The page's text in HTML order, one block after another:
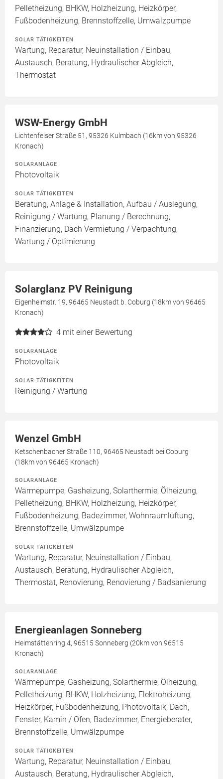
Pelletheizung, BHKW, Holzheizung, Heizkörper,
Fußbodenheizung, Brennstoffzelle, Umwälzpumpe
SOLAR TÄTIGKEITEN
Wartung, Reparatur, Neuinstallation / Einbau,
Austausch, Beratung, Hydraulischer Abgleich,
Thermostat
WSW-Energy GmbH
Lichtenfelser Straße 51, 95326 Kulmbach (16km von 95326
Kronach)
SOLARANLAGE
Photovoltaik
SOLAR TÄTIGKEITEN
Beratung, Anlage & Installation, Aufbau / Auslegung,
Reinigung / Wartung, Planung / Berechnung,
Finanzierung, Dach Vermietung / Verpachtung,
Wartung / Optimierung
Solarglanz PV Reinigung
Eigenheimstr. 19, 96465 Neustadt b. Coburg (18km von 96465
Kronach)
4 mit einer Bewertung
SOLARANLAGE
Photovoltaik
SOLAR TÄTIGKEITEN
Reinigung / Wartung
Wenzel GmbH
Ketschenbacher Straße 110, 96465 Neustadt bei Coburg
(18km von 96465 Kronach)
SOLARANLAGE
Wärmepumpe, Gasheizung, Solarthermie, Ölheizung,
Pelletheizung, BHKW, Holzheizung, Heizkörper,
Fußbodenheizung, Badezimmer, Wohnraumlüftung,
Brennstoffzelle, Umwälzpumpe
SOLAR TÄTIGKEITEN
Wartung, Reparatur, Neuinstallation / Einbau,
Austausch, Beratung, Hydraulischer Abgleich,
Thermostat, Renovierung, Renovierung / Badsanierung
Energieanlagen Sonneberg
Heimstättenring 4, 96515 Sonneberg (20km von 96515
Kronach)
SOLARANLAGE
Wärmepumpe, Gasheizung, Solarthermie, Ölheizung,
Pelletheizung, BHKW, Holzheizung, Elektroheizung,
Heizkörper, Fußbodenheizung, Photovoltaik, Dach,
Fenster, Kamin / Ofen, Badezimmer, Energieberater,
Brennstoffzelle, Umwälzpumpe
SOLAR TÄTIGKEITEN
Wartung, Reparatur, Neuinstallation / Einbau,
Austausch, Beratung, Hydraulischer Abgleich,